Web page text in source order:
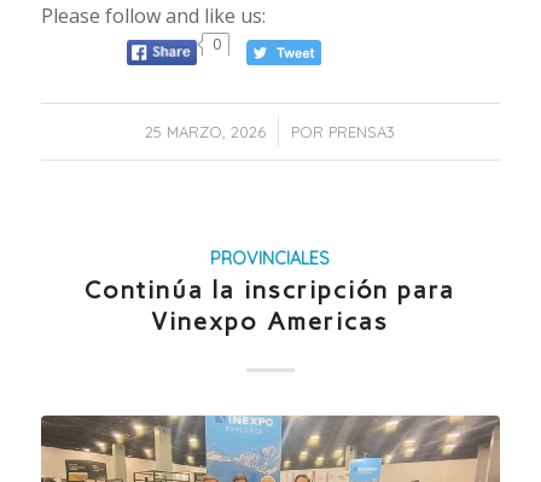
Please follow and like us:
0
25 MARZO, 2026
/ POR PRENSA3
PROVINCIALES
Continúa la inscripción para
Vinexpo Americas